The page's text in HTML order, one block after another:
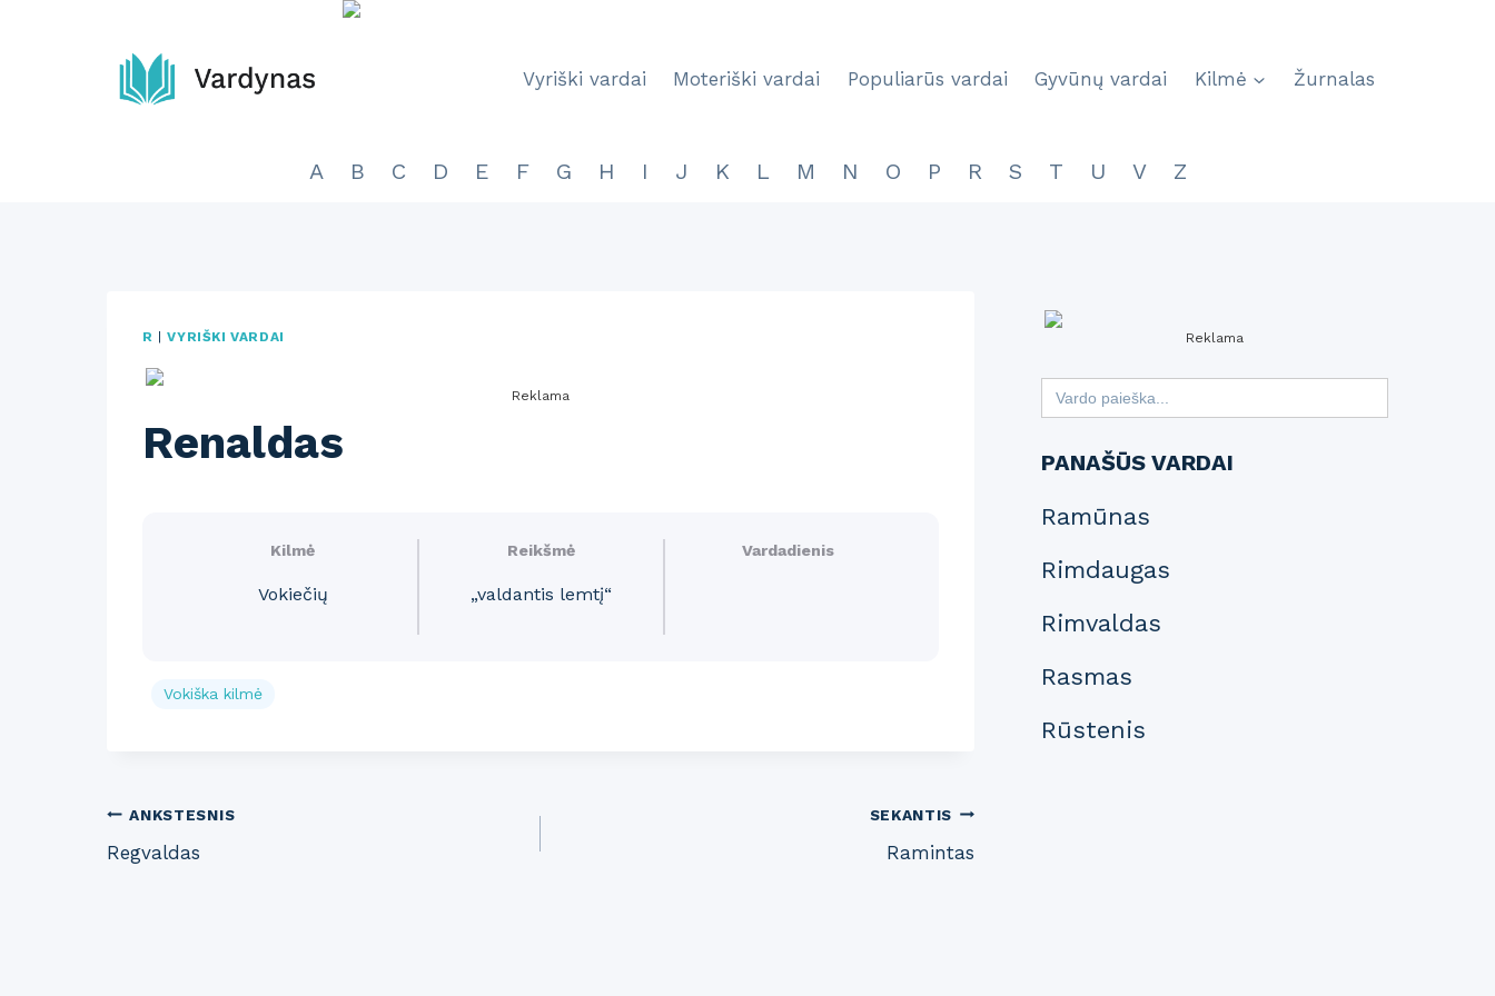
Vyriški vardai Moteriški vardai Populiarūs vardai Gyvūnų vardai Kilmė Žurnalas
A B C D E F G H I J K L M N O P R S T U V Z
R |VYRIŠKI VARDAI
Reklama
Renaldas
Kilmė
Vokiečių
Reikšmė
„valdantis lemtį“
Vardadienis
Vokiška kilmė
Post
navigation
ANKSTESNIS
Regvaldas
SEKANTIS
Ramintas
Reklama
Search
for:
PANAŠŪS VARDAI
Ramūnas
Rimdaugas
Rimvaldas
Rasmas
Rūstenis